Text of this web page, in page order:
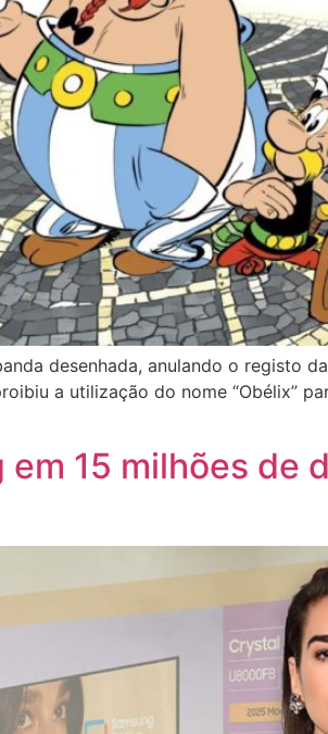
desenhada, anulando o registo
a utilização do nome “Obélix”
15 milhões de